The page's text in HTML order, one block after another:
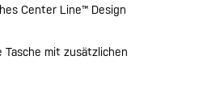
Center Line™ Design
Tasche mit zusätzlichen